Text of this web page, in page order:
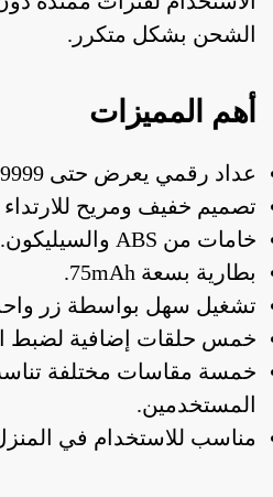
الشحن بشكل متكرر.
أهم المميزات
عداد رقمي يعرض حتى 99999 تسبيحة.
تصميم خفيف ومريح للارتداء
خامات من ABS والسيليكون.
بطارية بسعة 75mAh.
تشغيل سهل بواسطة زر
خمس حلقات إضافية لضبط
خمسة مقاسات مختلفة
المستخدمين.
مناسب للاستخدام في المنزل